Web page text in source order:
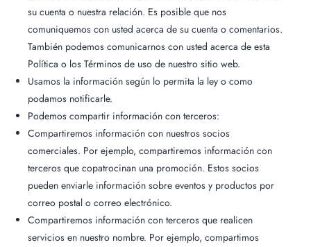
su cuenta o nuestra relación. Es posible que nos
comuniquemos con usted acerca de su cuenta o comentarios.
También podemos comunicarnos con usted acerca de esta
Política o los Términos de uso de nuestro sitio web.
Usamos la información según lo permita la ley o como
podamos notificarle.
Podemos compartir información con terceros:
Compartiremos información con nuestros socios
comerciales. Por ejemplo, compartiremos información con
terceros que copatrocinan una promoción. Estos socios
pueden enviarle información sobre eventos y productos por
correo postal o correo electrónico.
Compartiremos información con terceros que realicen
servicios en nuestro nombre. Por ejemplo, compartimos